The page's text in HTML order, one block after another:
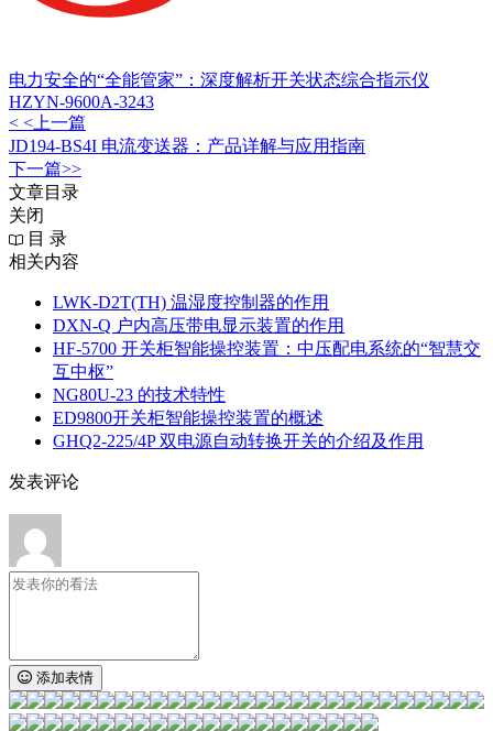
电力安全的“全能管家”：深度解析开关状态综合指示仪
HZYN-9600A-3243
< <上一篇
JD194-BS4I 电流变送器：产品详解与应用指南
下一篇>>
文章目录
关闭
目 录
相关内容
LWK‑D2T(TH) 温湿度控制器的作用
DXN‑Q 户内高压带电显示装置的作用
HF-5700 开关柜智能操控装置：中压配电系统的“智慧交
互中枢”
NG80U-23 的技术特性
ED9800开关柜智能操控装置的概述
GHQ2-225/4P 双电源自动转换开关的介绍及作用
发表评论
添加表情